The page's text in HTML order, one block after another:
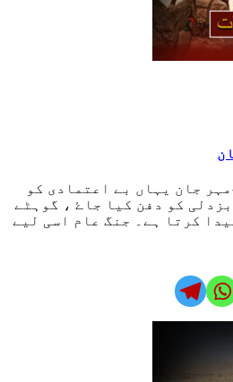
جان یہاں بے اعتمادی کو
کو دفن کیا جاۓ ، گوہٹے
کرتا ہے۔ جنگ عام اسی لیے